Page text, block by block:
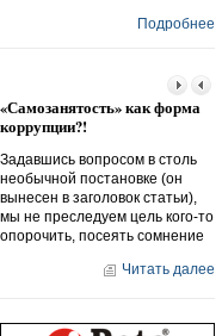
Подробнее
Народный ответ –
«дорожному беспределу»
Мне понравилась рубрика
«народные новости», точнее
ее направленность. Что-то из
серии «защити себя сам».
Действительно, сегодня